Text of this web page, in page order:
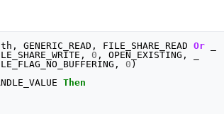
, GENERIC_READ , FILE_SHARE_READ Or
, 0 , OPEN_EXISTING ,
, 0 )
Then